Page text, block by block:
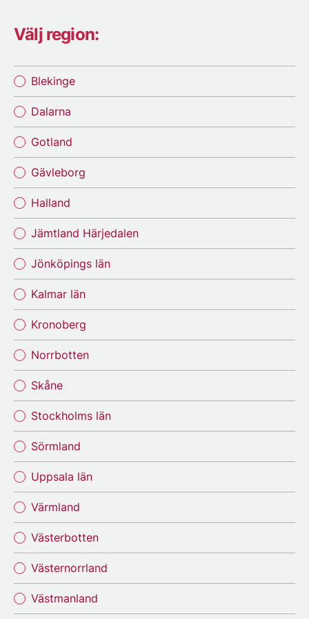
Välj region:
Blekinge
Dalarna
Gotland
Gävleborg
Halland
Jämtland Härjedalen
Jönköpings län
Kalmar län
Kronoberg
Norrbotten
Skåne
Stockholms län
Sörmland
Uppsala län
Värmland
Västerbotten
Västernorrland
Västmanland